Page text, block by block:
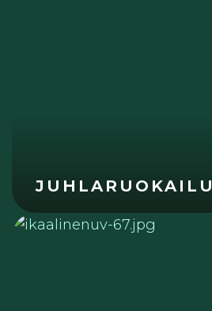
JUHLARUOKAILU